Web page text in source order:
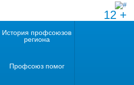
12 +
История профсоюзов
региона
Профсоюз помог